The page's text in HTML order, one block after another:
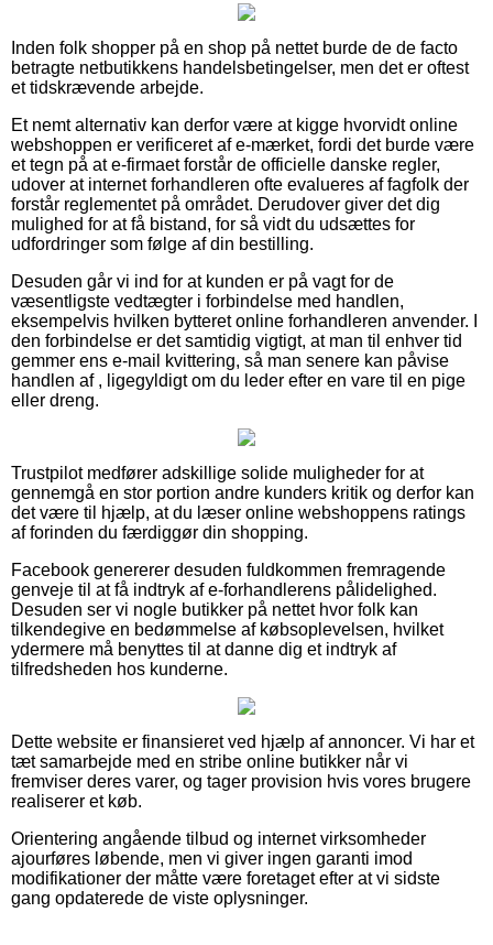
Inden folk shopper på en shop på nettet burde de de facto
betragte netbutikkens handelsbetingelser, men det er oftest
et tidskrævende arbejde.
Et nemt alternativ kan derfor være at kigge hvorvidt online
webshoppen er verificeret af e-mærket, fordi det burde være
et tegn på at e-firmaet forstår de officielle danske regler,
udover at internet forhandleren ofte evalueres af fagfolk der
forstår reglementet på området. Derudover giver det dig
mulighed for at få bistand, for så vidt du udsættes for
udfordringer som følge af din bestilling.
Desuden går vi ind for at kunden er på vagt for de
væsentligste vedtægter i forbindelse med handlen,
eksempelvis hvilken bytteret online forhandleren anvender. I
den forbindelse er det samtidig vigtigt, at man til enhver tid
gemmer ens e-mail kvittering, så man senere kan påvise
handlen af , ligegyldigt om du leder efter en vare til en pige
eller dreng.
Trustpilot medfører adskillige solide muligheder for at
gennemgå en stor portion andre kunders kritik og derfor kan
det være til hjælp, at du læser online webshoppens ratings
af forinden du færdiggør din shopping.
Facebook genererer desuden fuldkommen fremragende
genveje til at få indtryk af e-forhandlerens pålidelighed.
Desuden ser vi nogle butikker på nettet hvor folk kan
tilkendegive en bedømmelse af købsoplevelsen, hvilket
ydermere må benyttes til at danne dig et indtryk af
tilfredsheden hos kunderne.
Dette website er finansieret ved hjælp af annoncer. Vi har et
tæt samarbejde med en stribe online butikker når vi
fremviser deres varer, og tager provision hvis vores brugere
realiserer et køb.
Orientering angående tilbud og internet virksomheder
ajourføres løbende, men vi giver ingen garanti imod
modifikationer der måtte være foretaget efter at vi sidste
gang opdaterede de viste oplysninger.